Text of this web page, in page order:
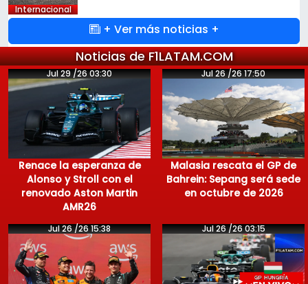
Internacional
+ Ver más noticias +
Noticias de F1LATAM.COM
Jul 29 /26 03:30
Renace la esperanza de
Alonso y Stroll con el
renovado Aston Martin
AMR26
Jul 26 /26 17:50
Malasia rescata el GP de
Bahrein: Sepang será sede
en octubre de 2026
Jul 26 /26 15:38 Jul 26 /26 03:15